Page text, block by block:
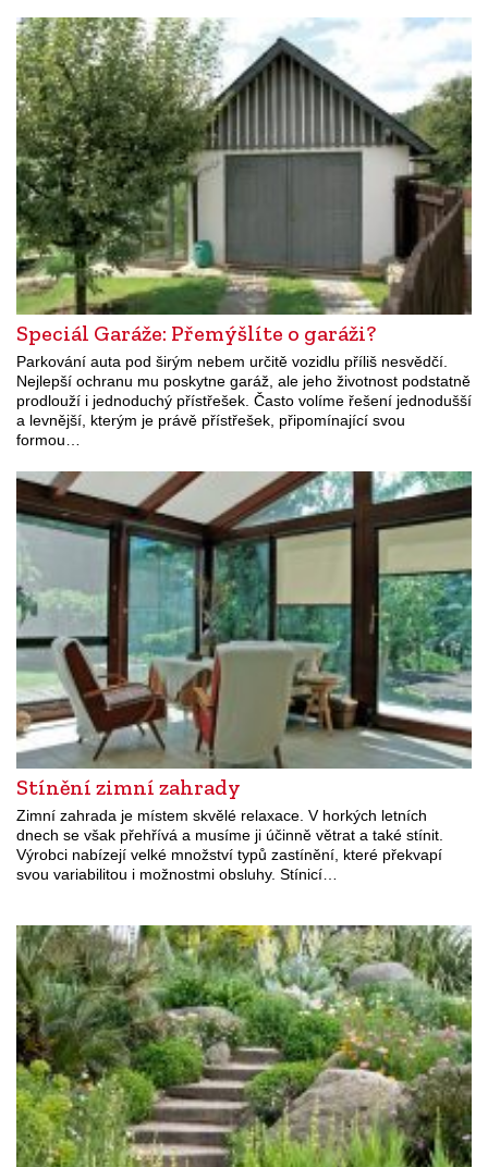
Speciál Garáže: Přemýšlíte o garáži?
Parkování auta pod širým nebem určitě vozidlu příliš nesvědčí.
Nejlepší ochranu mu poskytne garáž, ale jeho životnost podstatně
prodlouží i jednoduchý přístřešek. Často volíme řešení jednodušší
a levnější, kterým je právě přístřešek, připomínající svou
formou…
Stínění zimní zahrady
Zimní zahrada je místem skvělé relaxace. V horkých letních
dnech se však přehřívá a musíme ji účinně větrat a také stínit.
Výrobci nabízejí velké množství typů zastínění, které překvapí
svou variabilitou i možnostmi obsluhy. Stínicí…